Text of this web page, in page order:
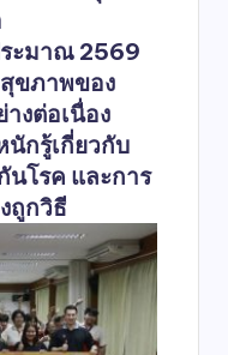
ระมาณ 2569
ขภาพของ
งต่อเนื่อง
กรู้เกี่ยวกับ
นโรค และการ
ถูกวิธี